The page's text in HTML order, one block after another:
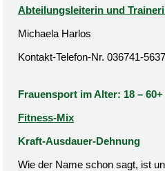
Abteilungsleiterin und
Michaela Harlos
Kontakt-Telefon-Nr. 036741-
Frauensport im Alter: 18 –
Fitness-Mix
Kraft-Ausdauer-Dehnung
Wie der Name schon sagt, ist